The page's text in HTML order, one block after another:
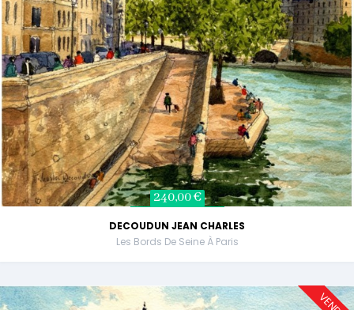
240,00 €
DECOUDUN JEAN CHARLES
Les Bords De Seine À Paris